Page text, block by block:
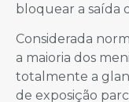
bloquear a saída
Considerada
a maioria dos
totalmente a
de exposição